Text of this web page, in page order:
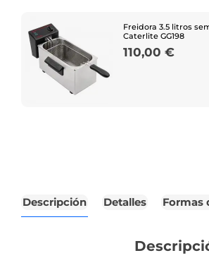
Freidora 3.5 litros
Caterlite GG198
Price
110,00 €
Descripción Detalles Formas